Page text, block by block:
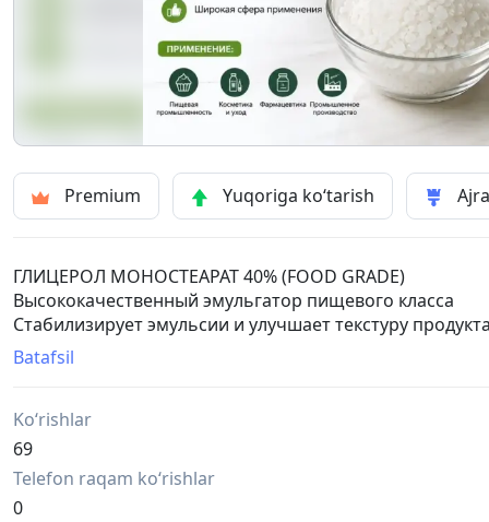
Premium Yuqoriga ko‘tarish
ГЛИЦЕРОЛ МОНОСТЕАРАТ 40% (FOOD GRADE)
Высококачественный эмульгатор пищевого класса
Стабилизирует эмульсии и улучшает текстуру
Подходит для пищевой, косметической и
🏭 В наличии на складе
Batafsil
Ko‘rishlar
69
Telefon raqam ko‘rishlar
0